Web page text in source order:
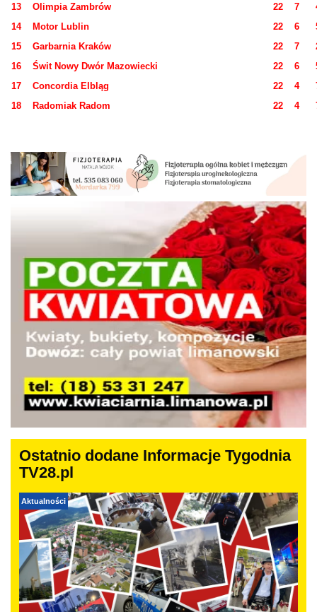
13
Olimpia Zambrów 22 7
14
Motor Lublin 22 6
15
Garbarnia Kraków 22 7
16
Świt Nowy Dwór Mazowiecki 22 6
17
Concordia Elbląg 22 4
18
Radomiak Radom 22 4
Ostatnio dodane Informacje Tygodnia
TV28.pl
Aktualności